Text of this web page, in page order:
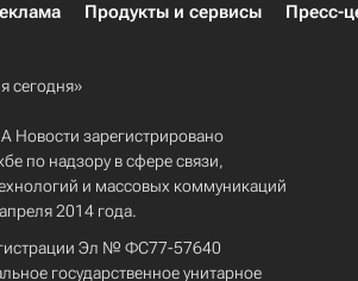
Продукты и сервисы Пресс-
сегодня»
Новости зарегистрировано
по надзору в сфере связи,
и массовых коммуникаций
2014 года.
Эл № ФС77-57640
государственное унитарное